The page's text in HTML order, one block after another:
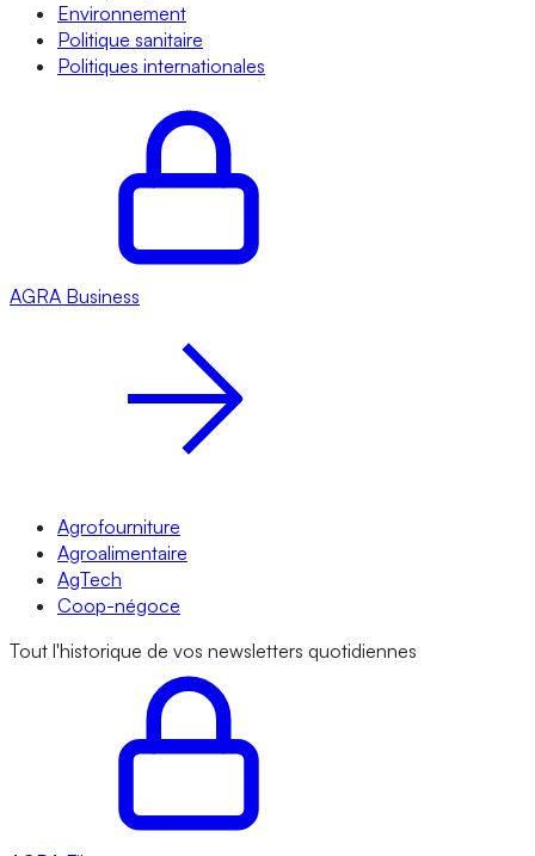
Environnement
Politique sanitaire
Politiques internationales
AGRA Business
Agrofourniture
Agroalimentaire
AgTech
Coop-négoce
Tout l'historique de vos newsletters quotidiennes